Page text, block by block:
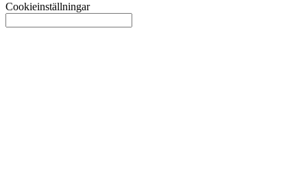
Cookieinställningar